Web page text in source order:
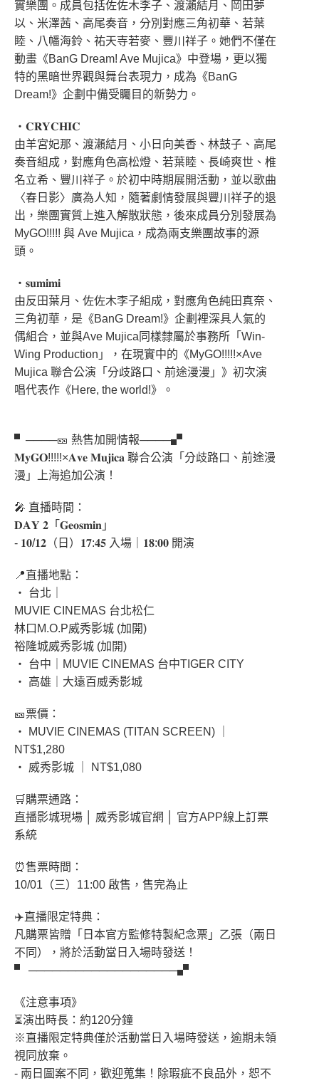
實樂團。成員包括佐佐木李子、渡瀨結月、岡田夢
以、米澤茜、高尾奏音，分別對應三角初華、若葉
睦、八幡海鈴、祐天寺若麥、豐川祥子。她們不僅在
動畫《BanG Dream! Ave Mujica》中登場，更以獨
特的黑暗世界觀與舞台表現力，成為《BanG
Dream!》企劃中備受矚目的新勢力。
・𝐂𝐑𝐘𝐂𝐇𝐈𝐂
由羊宮妃那、渡瀨結月、小日向美香、林鼓子、高尾
奏音組成，對應角色高松燈、若葉睦、長崎爽世、椎
名立希、豐川祥子。於初中時期展開活動，並以歌曲
〈春日影〉廣為人知，隨著劇情發展與豐川祥子的退
出，樂團實質上進入解散狀態，後來成員分別發展為
MyGO!!!!! 與 Ave Mujica，成為兩支樂團故事的源
頭。
・𝐬𝐮𝐦𝐢𝐦𝐢
由反田葉月、佐佐木李子組成，對應角色純田真奈、
三角初華，是《BanG Dream!》企劃裡深具人氣的
偶組合，並與Ave Mujica同樣隸屬於事務所「Win-
Wing Production」，在現實中的《MyGO!!!!!×Ave
Mujica 聯合公演「分歧路口、前途漫漫」》初次演
唱代表作《Here, the world!》。
▘────🎫 熱售加開情報────▞
𝐌𝐲𝐆𝐎!!!!!×𝐀𝐯𝐞 𝐌𝐮𝐣𝐢𝐜𝐚 聯合公演「分歧路口、前途漫
漫」上海追加公演！
🎤 直播時間：
𝐃𝐀𝐘 𝟐「𝐆𝐞𝐨𝐬𝐦𝐢𝐧」
- 𝟏𝟎/𝟏𝟐（日）𝟏𝟕:𝟒𝟓 入場｜𝟏𝟖:𝟎𝟎 開演
📍直播地點：
‧ 台北｜
MUVIE CINEMAS 台北松仁
林口M.O.P威秀影城 (加開)
裕隆城威秀影城 (加開)
‧ 台中｜MUVIE CINEMAS 台中TIGER CITY
‧ 高雄｜大遠百威秀影城
🎫票價：
‧ MUVIE CINEMAS (TITAN SCREEN) ｜
NT$1,280
‧ 威秀影城 ｜ NT$1,080
🛒購票通路：
直播影城現場 │ 威秀影城官網 │ 官方APP線上訂票
系統
⏰售票時間：
10/01（三）11:00 啟售，售完為止
✈️直播限定特典：
凡購票皆贈「日本官方監修特製紀念票」乙張（兩日
不同），將於活動當日入場時發送！
▘ ───────────────────▞
《注意事項》
⏳演出時長：約120分鐘
※直播限定特典僅於活動當日入場時發送，逾期未領
視同放棄。
- 兩日圖案不同，歡迎蒐集！除瑕疵不良品外，恕不